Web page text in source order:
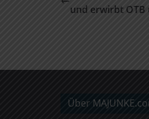
und erwirbt OTB
Über